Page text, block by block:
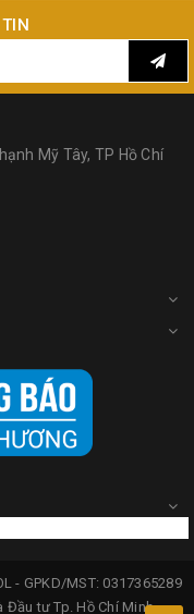
Mỹ Tây, TP Hồ Chí
- GPKD/MST: 0317365289
tư Tp. Hồ Chí Minh.